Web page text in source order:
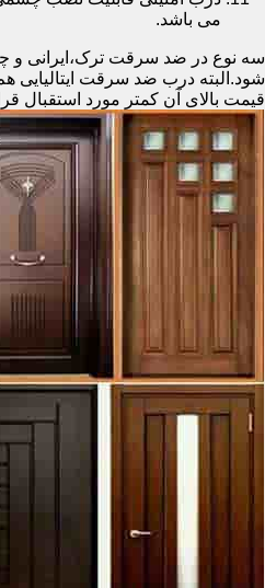
می باشد.
سه نوع در ضد سرقت ترک،ایرانی و
شود.البته درب ضد سرقت ایتالیایی
قیمت بالای آن کمتر مورد استقبال